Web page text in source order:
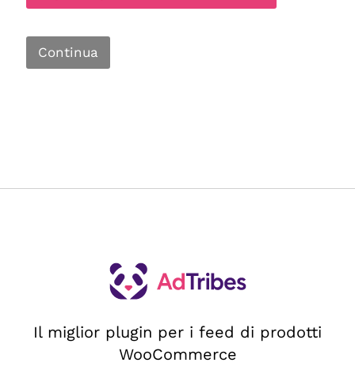
Continua
Il miglior plugin per i feed di prodotti
WooCommerce